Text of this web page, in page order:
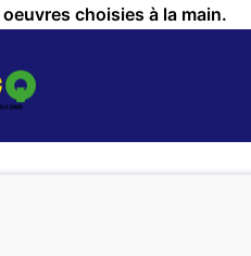
choisies à la main.